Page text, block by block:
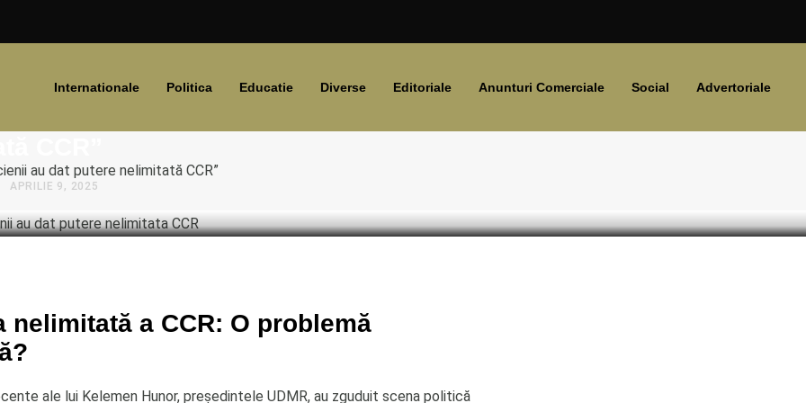
Internationale Politica Educatie Diverse Editoriale Anunturi Comerciale Social Advertoriale
au dat putere nelimitată CCR”
Coaliție dorește MODIFICAREA
APRILIE 9, 2025
nelimitată a CCR: O problemă
ale lui Kelemen Hunor, președintele UDMR, au zguduit scena politică